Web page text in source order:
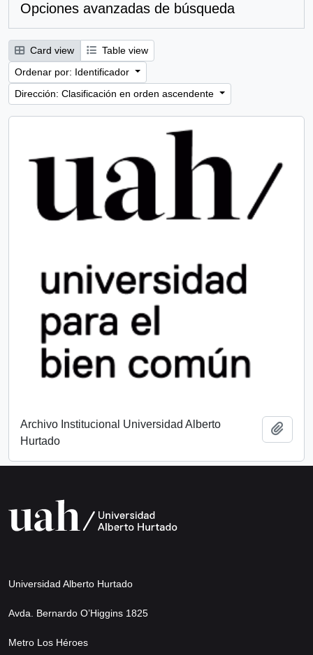
Opciones avanzadas de búsqueda
Card view
Table view
Ordenar por: Identificador
Dirección: Clasificación en orden ascendente
Archivo Institucional Universidad Alberto
Hurtado
Universidad Alberto Hurtado
Avda. Bernardo O’Higgins 1825
Metro Los Héroes